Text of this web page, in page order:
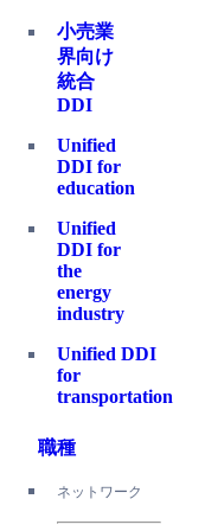
小売業
界向け
統合
DDI
Unified
DDI for
education
Unified
DDI for
the
energy
industry
Unified DDI
for
transportation
職種
ネットワーク